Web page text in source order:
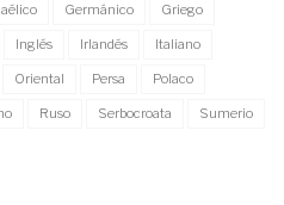
Germánico Griego
Inglés Irlandés Italiano
Oriental Persa Polaco
Ruso Serbocroata Sumerio